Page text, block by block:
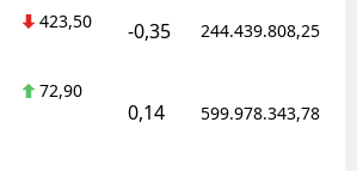
423,50 -0,35 244.439.808,25
72,90
0,14 599.978.343,78